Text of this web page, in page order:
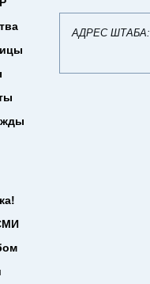
АДРЕС ШТАБА: